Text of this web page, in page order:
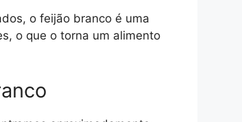
o feijão branco é uma
o que o torna um alimento